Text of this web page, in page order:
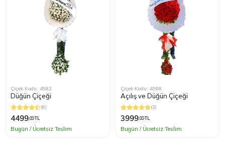
Çiçek Kodu: 4982
Düğün Çiçeği
(6)
4499,00 TL
Bugün / Ücretsiz Teslim
Çiçek Kodu: 4968
Açılış ve Düğün Çiçeği
(3)
3999,00 TL
Bugün / Ücretsiz Teslim